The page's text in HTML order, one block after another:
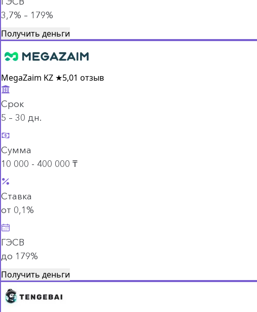
3,7% – 179%
Получить деньги
MegaZaim KZ ★5,01 отзыв
Срок
5 – 30 дн.
Сумма
10 000 - 400 000 ₸
Ставка
от 0,1%
ГЭСВ
до 179%
Получить деньги